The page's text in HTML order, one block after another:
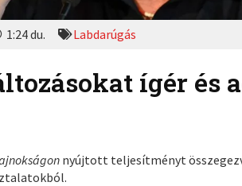
1:24 du. Labdarúgás
ígér és
nyújtott teljesítményt